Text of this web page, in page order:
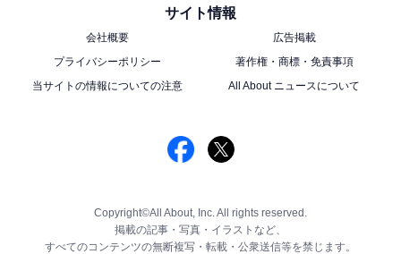
サイト情報
会社概要
広告掲載
プライバシーポリシー
著作権・商標・免責事項
当サイトの情報についての注意
All About ニュースについて
Copyright©All About, Inc. All rights reserved.
掲載の記事・写真・イラストなど、
すべてのコンテンツの無断複写・転載・公衆送信等を禁じます。